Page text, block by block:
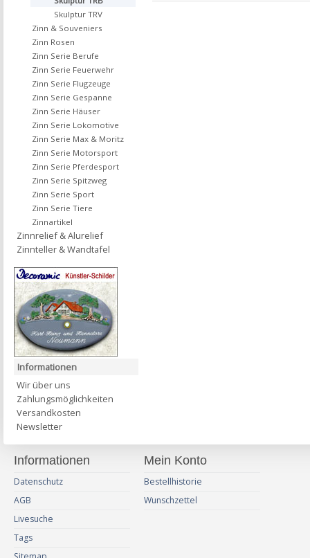
Skulptur TRV
Zinn & Souveniers
Zinn Rosen
Zinn Serie Berufe
Zinn Serie Feuerwehr
Zinn Serie Flugzeuge
Zinn Serie Gespanne
Zinn Serie Häuser
Zinn Serie Lokomotive
Zinn Serie Max & Moritz
Zinn Serie Motorsport
Zinn Serie Pferdesport
Zinn Serie Spitzweg
Zinn Serie Sport
Zinn Serie Tiere
Zinnartikel
Zinnrelief & Alurelief
Zinnteller & Wandtafel
Informationen
Wir über uns
Zahlungsmöglichkeiten
Versandkosten
Newsletter
Informationen
Datenschutz
AGB
Livesuche
Tags
Mein Konto
Bestellhistorie
Wunschzettel